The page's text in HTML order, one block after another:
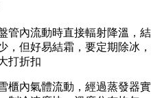
管內流動時直接輻射降溫，結
，但好易結霜，要定期除冰，
打折扣
櫃內氣體流動，經過蒸發器實